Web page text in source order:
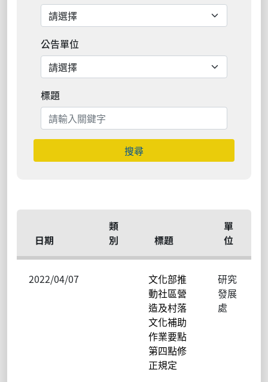
公告單位
標題
搜尋
日期
類
別
標題
單
位
2022/04/07
文化部推
動社區營
造及村落
文化補助
作業要點
第四點修
正規定
研究
發展
處